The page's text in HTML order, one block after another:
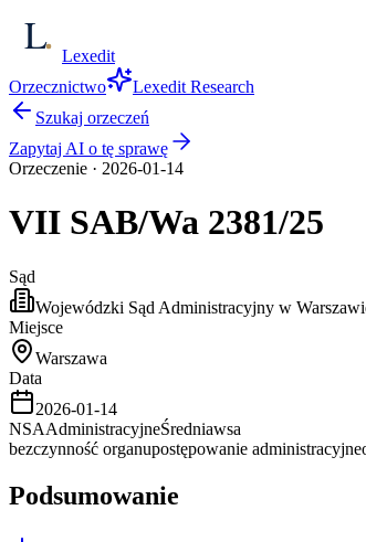
Lexedit
Orzecznictwo
Lexedit Research
Szukaj orzeczeń
Zapytaj AI o tę sprawę
Orzeczenie · 2026-01-14
VII SAB/Wa 2381/25
Sąd
Wojewódzki Sąd Administracyjny w
Miejsce
Warszawa
Data
2026-01-14
NSAAdministracyjneŚredniawsa
bezczynność organupostępowanie administracyjne
Podsumowanie